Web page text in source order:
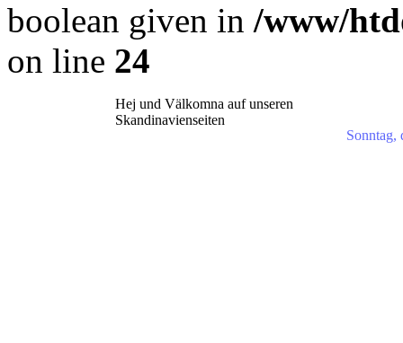
boolean given in /www/
on line 24
Hej und Välkomna auf unseren
Skandinavienseiten
Sonntag,